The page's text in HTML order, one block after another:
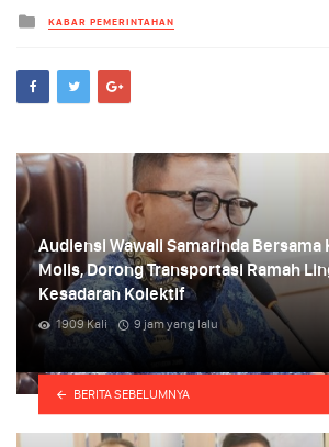
Kategori
KABAR PEMERINTAHAN
Audiensi Wawali Samarinda Bersama
Molis, Dorong Transportasi Ramah
Kesadaran Kolektif
1909 Kali 9 jam yang lalu
i
BERITA SEBELUMNYA